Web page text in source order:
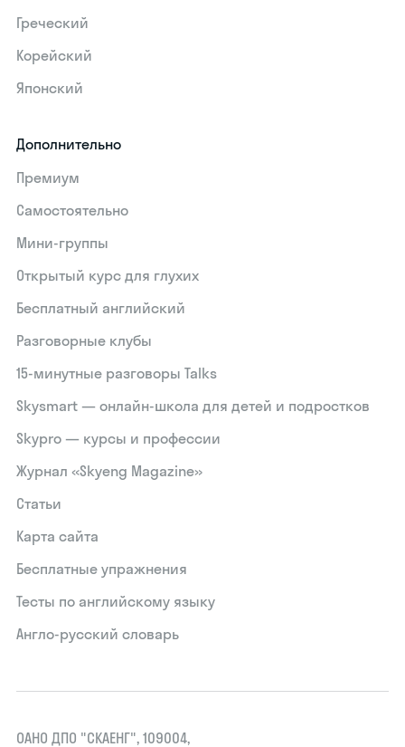
Греческий
Корейский
Японский
Дополнительно
Премиум
Самостоятельно
Мини-группы
Открытый курс для глухих
Бесплатный английский
Разговорные клубы
15‑минутные разговоры Talks
Skysmart — онлайн-школа для детей и подростков
Skypro — курсы и профессии
Журнал «Skyeng Magazine»
Статьи
Карта сайта
Бесплатные упражнения
Тесты по английскому языку
Англо-русский словарь
ОАНО ДПО "СКАЕНГ", 109004,